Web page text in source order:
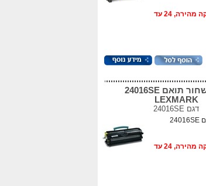
אופציה: אספקה מהירה, 24 עד
טונר שחור תואם 24016SE
LEXMARK
דגם 24016SE
טונר שחור תואם 24016SE
אופציה: אספקה מהירה, 24 עד